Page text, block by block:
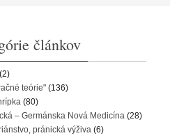
článkov
(2)
teórie" (136)
(80)
– Germánska Nová Medicína (28)
pránická výživa (6)